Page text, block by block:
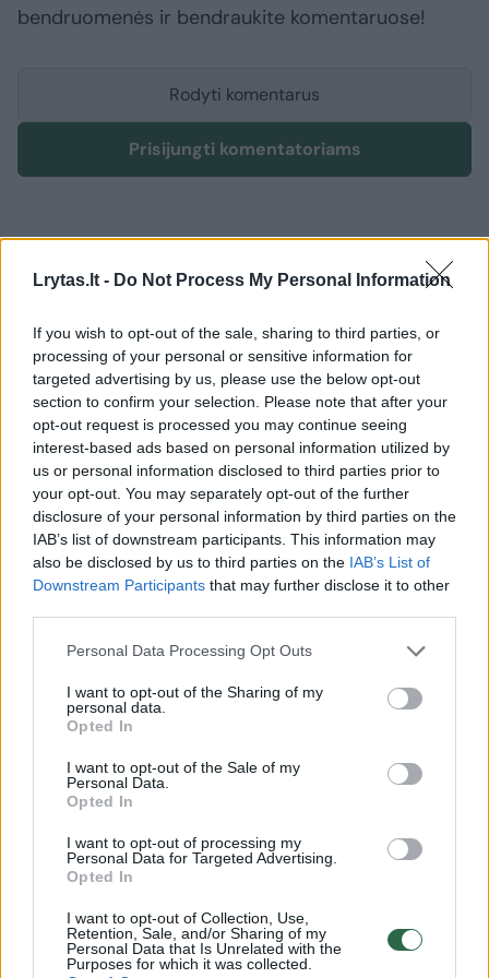
Lrytas.lt - Do Not Process My Personal Information
If you wish to opt-out of the sale, sharing to third parties, or
processing of your personal or sensitive information for
targeted advertising by us, please use the below opt-out
section to confirm your selection. Please note that after your
opt-out request is processed you may continue seeing
interest-based ads based on personal information utilized by
us or personal information disclosed to third parties prior to
your opt-out. You may separately opt-out of the further
disclosure of your personal information by third parties on the
IAB’s list of downstream participants. This information may
also be disclosed by us to third parties on the IAB’s List of
Downstream Participants that may further disclose it to other
Personal Data Processing Opt Outs
I want to opt-out of the Sharing of my
personal data.
Opted In
I want to opt-out of the Sale of my
Personal Data.
Opted In
I want to opt-out of processing my
Personal Data for Targeted Advertising.
Opted In
I want to opt-out of Collection, Use,
Retention, Sale, and/or Sharing of my
Personal Data that Is Unrelated with the
Purposes for which it was collected.
bendruomenės ir bendraukite komentaruose!
Rodyti komentarus
Prisijungti komentatoriams
Pasaulis Konfliktai ir saugumas
Po kaltinimų dėl dronų incidento
Vokietijos oro uoste – pirma
Rusijos reakcija
2026 m. rugpjūčio 8 d. 05:31
Lrytas.lt
Rusija griežtai atmetė bet kokią
atsakomybę dėl dronų incidento Leipcigo
oro uoste Vokietijoje. Penktadienį
išplatintame pareiškime Rusijos
ambasada Berlyne teigė esanti